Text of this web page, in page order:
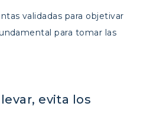
validadas para objetivar
para tomar las
evita los